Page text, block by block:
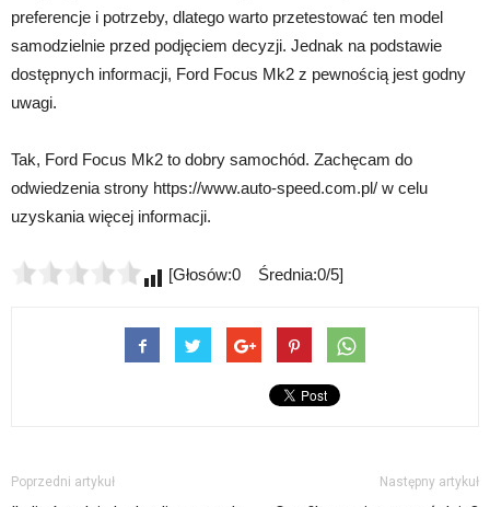
preferencje i potrzeby, dlatego warto przetestować ten model
samodzielnie przed podjęciem decyzji. Jednak na podstawie
dostępnych informacji, Ford Focus Mk2 z pewnością jest godny
uwagi.
Tak, Ford Focus Mk2 to dobry samochód. Zachęcam do
odwiedzenia strony https://www.auto-speed.com.pl/ w celu
uzyskania więcej informacji.
[Głosów:0 Średnia:0/5]
Poprzedni artykuł Następny artykuł